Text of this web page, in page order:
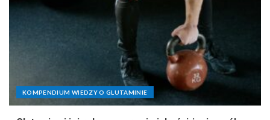
KOMPENDIUM WIEDZY O GLUTAMINIE